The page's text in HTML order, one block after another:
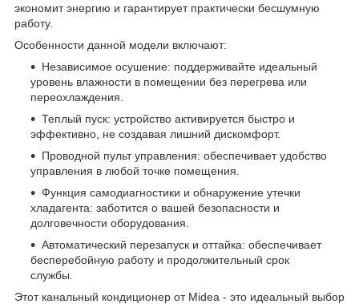
экономит энергию и гарантирует практически бесшумную
работу.
Особенности данной модели включают:
Независимое осушение: поддерживайте идеальный
уровень влажности в помещении без перегрева или
переохлаждения.
Теплый пуск: устройство активируется быстро и
эффективно, не создавая лишний дискомфорт.
Проводной пульт управления: обеспечивает удобство
управления в любой точке помещения.
Функция самодиагностики и обнаружение утечки
хладагента: заботится о вашей безопасности и
долговечности оборудования.
Автоматический перезапуск и оттайка: обеспечивает
бесперебойную работу и продолжительный срок
службы.
Этот канальный кондиционер от Midea - это идеальный выбор